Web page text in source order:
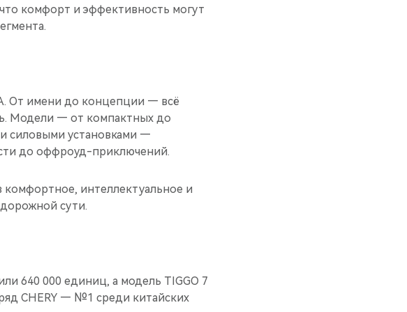
комфорт и эффективность могут
От имени до концепции — всё
Модели — от компактных до
силовыми установками —
до оффроуд-приключений.
комфортное, интеллектуальное и
сути.
640 000 единиц, а модель TIGGO 7
CHERY — №1 среди китайских